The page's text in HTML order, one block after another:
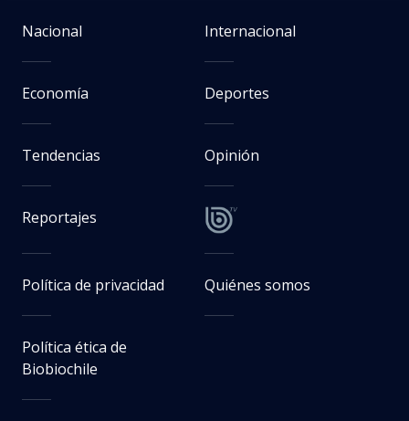
Nacional Internacional
Economía Deportes
Tendencias Opinión
Reportajes
Política de privacidad Quiénes somos
Política ética de
Biobiochile